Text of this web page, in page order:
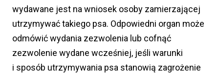
wydawane jest na wniosek osoby zamierzającej
utrzymywać takiego psa. Odpowiedni organ może
odmówić wydania zezwolenia lub cofnąć
zezwolenie wydane wcześniej, jeśli warunki
i sposób utrzymywania psa stanowią zagrożenie